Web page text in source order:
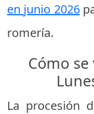
en junio 2026
romería.
Cómo
La procesión